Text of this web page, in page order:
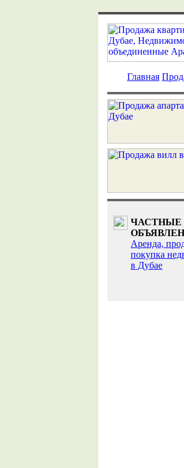
Главная
ЧАСТНЫЕ
Аренда,
покупка
в Дубае